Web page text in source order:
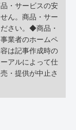
・サービスの安
ん。商品・サー
さい。◆商品・
業者のホームペ
は記事作成時の
アルによって仕
・提供が中止さ